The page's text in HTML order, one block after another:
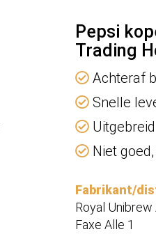
Pepsi
Trading
Achteraf
Snelle
Niet
Fabrikant/
Royal Unibrew
Faxe Alle 1